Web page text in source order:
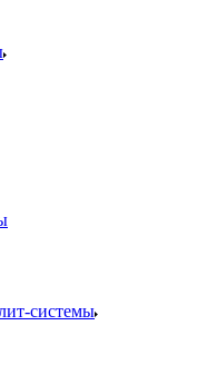
системы